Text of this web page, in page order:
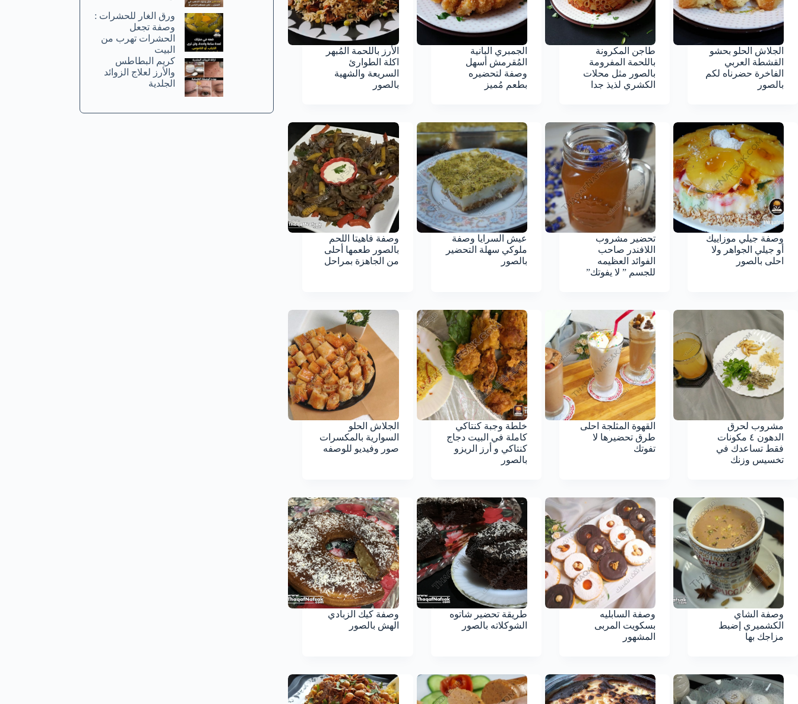
الجلاش الحلو بحشو
القشطة العربي
الفاخرة حضرناه لكم
بالصور
طاجن المكرونة
باللحمة المفرومة
بالصور مثل محلات
الكشري لذيذ جدا
الجمبري البانية
المُقرمش أسهل
وصفة لتحضيره
بطعم مُميز
الأرز باللحمة المُبهر
اكلة الطوارئ
السريعة والشهية
بالصور
وصفة جيلي موزاييك
أو جيلي الجواهر ولا
احلى بالصور
تحضير مشروب
اللافندر صاحب
الفوائد العظيمه
للجسم ” لا يفوتك”
عيش السرايا وصفة
ملوكي سهلة التحضير
بالصور
وصفة فاهيتا اللحم
بالصور طعمها أحلى
من الجاهزة بمراحل
مشروب لحرق
الدهون ٤ مكونات
فقط تساعدك في
تخسيس وزنك
القهوة المثلجة احلى
طرق تحضيرها لا
تفوتك
خلطة وجبة كنتاكي
كاملة في البيت دجاج
كنتاكي و أرز الريزو
بالصور
الجلاش الحلو
السوارية بالمكسرات
صور وفيديو للوصفه
وصفة الشاي
الكشميري إضبط
مزاجك بها
وصفة السابليه
بسكويت المربى
المشهور
طريقة تحضير شاتوه
الشوكلاته بالصور
وصفة كيك الزبادي
الهش بالصور
ورق الغار للحشرات :
وصفة تجعل
الحشرات تهرب من
البيت
كريم البطاطس
والأرز لعلاج الزوائد
الجلدية